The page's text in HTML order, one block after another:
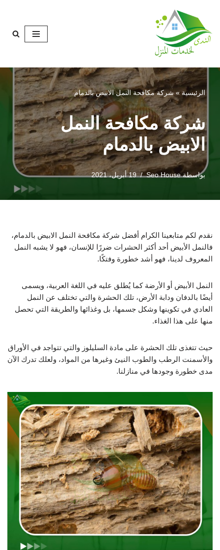
تخطى
إلى
المحتوى
الرئيسية »شركة مكافحة النمل الابيض بالدمام
شركة مكافحة النمل
الابيض بالدمام
بواسطةSeo House 19 أبريل، 2021
نقدم لكم متابعينا الكرام أفضل شركة مكافحة النمل الابيض بالدمام،
فالنمل الأبيض أحد أكثر الحشرات ضررًا للإنسان، فهو لا يشبه النمل
المعروف لدينا، فهو أشد خطورة وفتكًا.
النمل الأبيض أو الأرضة كما يُطلق عليه في اللغة العربية، ويسمى
أيضًا بالدفان ودابة الأرض، تلك الحشرة والتي تختلف عن النمل
العادي في تكوينها وشكل جسمها، بل وغذائها والطريقة التي تحصل
منها على هذا الغذاء.
حيث تتغذى تلك الحشرة على مادة السليلوز والتي تتواجد في الأوراق
والأسمنت الرطب والطوب النيئ وغيرها من المواد، ولعلك تدرك الآن
مدى خطورة وجودها في منازلنا.